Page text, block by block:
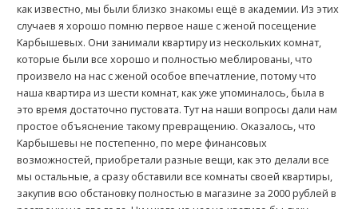
как известно, мы были близко знакомы ещё в академии. Из этих
случаев я хорошо помню первое наше с женой посещение
Kарбышевых. Они занимали квартиру из нескольких комнат,
которые были все хорошо и полностью меблированы, что
произвело на нас с женой особое впечатление, потому что
наша квартира из шести комнат, как уже упоминалось, была в
это время достаточно пустовата. Тут на наши вопросы дали нам
простое объяснение такому превращению. Оказалось, что
Kарбышевы не постепенно, по мере финансовых
возможностей, приобретали разные вещи, как это делали все
мы остальные, а сразу обставили все комнаты своей квартиры,
закупив всю обстановку полностью в магазине за 2000 рублей в